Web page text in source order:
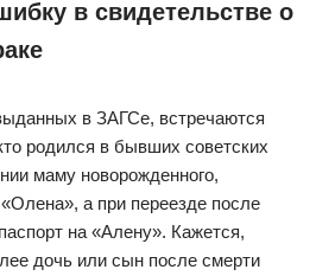
в свидетельстве о
в ЗАГСе, встречаются
родился в бывших советских
маму новорожденного,
а при переезде после
на «Алену». Кажется,
дочь или сын после смерти